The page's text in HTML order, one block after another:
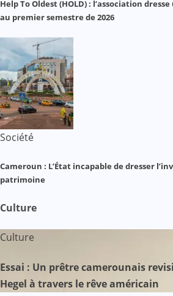
Help To Oldest (HOLD) : l’association
au premier semestre de 2026
Société
Cameroun : L’État incapable de dresser
patrimoine
Culture
Culture
Essai : Un prêtre camerounais
Hegel à travers le rêve américain